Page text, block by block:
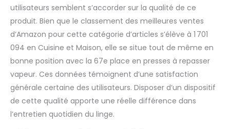
sec ou avec vapeur
automatique. La
pression est
équivalente à 50 kg de
pression (ou 25 g par
mètre cube). Sortie et
pression automatiques
de vapeur. Fonction
vapeur : puissance de
sortie de vapeur de 90
g par minute, et une
utilisateurs semblent s’accorder sur la qualité de ce
produit. Bien que le classement des meilleures ventes
d’Amazon pour cette catégorie d’articles s’élève à 1 701
094 en Cuisine et Maison, elle se situe tout de même en
bonne position avec la 67e place en presses à repasser
vapeur. Ces données témoignent d’une satisfaction
générale certaine des utilisateurs. Disposer d’un dispositif
de cette qualité apporte une réelle différence dans
l’entretien quotidien du linge.